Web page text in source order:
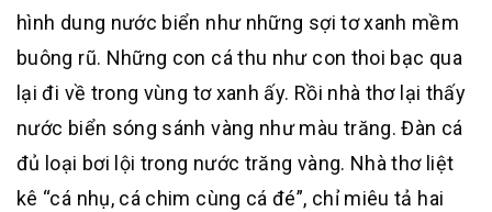
hình dung nước biển như những sợi tơ xanh mềm
buông rũ. Những con cá thu như con thoi bạc qua
lại đi về trong vùng tơ xanh ấy. Rồi nhà thơ lại thấy
nước biển sóng sánh vàng như màu trăng. Đàn cá
đủ loại bơi lội trong nước trăng vàng. Nhà thơ liệt
kê “cá nhụ, cá chim cùng cá đé”, chỉ miêu tả hai